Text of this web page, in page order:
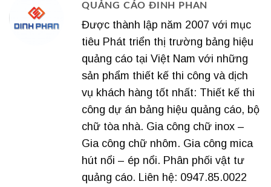
QUẢNG CÁO ĐINH PHAN
Được thành lập năm 2007 với mục
tiêu Phát triển thị trường bảng hiệu
quảng cáo tại Việt Nam với những
sản phẩm thiết kế thi công và dịch
vụ khách hàng tốt nhất: Thiết kế thi
công dự án bảng hiệu quảng cáo, bộ
chữ tòa nhà. Gia công chữ inox –
Gia công chữ nhôm. Gia công mica
hút nổi – ép nổi. Phân phối vật tư
quảng cáo. Liên hệ: 0947.85.0022